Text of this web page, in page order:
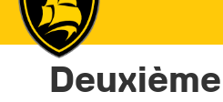
site
navigation